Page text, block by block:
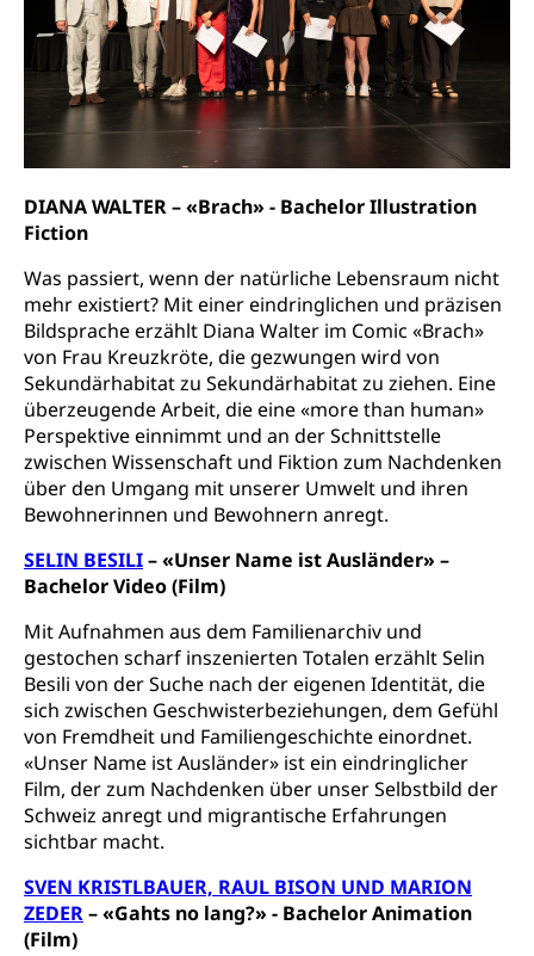
DIANA WALTER – «Brach» - Bachelor Illustration
Fiction
Was passiert, wenn der natürliche Lebensraum nicht
mehr existiert? Mit einer eindringlichen und präzisen
Bildsprache erzählt Diana Walter im Comic «Brach»
von Frau Kreuzkröte, die gezwungen wird von
Sekundärhabitat zu Sekundärhabitat zu ziehen. Eine
überzeugende Arbeit, die eine «more than human»
Perspektive einnimmt und an der Schnittstelle
zwischen Wissenschaft und Fiktion zum Nachdenken
über den Umgang mit unserer Umwelt und ihren
Bewohnerinnen und Bewohnern anregt.
SELIN BESILI– «Unser Name ist Ausländer» –
Bachelor Video (Film)
Mit Aufnahmen aus dem Familienarchiv und
gestochen scharf inszenierten Totalen erzählt Selin
Besili von der Suche nach der eigenen Identität, die
sich zwischen Geschwisterbeziehungen, dem Gefühl
von Fremdheit und Familiengeschichte einordnet.
«Unser Name ist Ausländer» ist ein eindringlicher
Film, der zum Nachdenken über unser Selbstbild der
Schweiz anregt und migrantische Erfahrungen
sichtbar macht.
SVEN KRISTLBAUER, RAUL BISON UND MARION
ZEDER– «Gahts no lang?» - Bachelor Animation
(Film)
Sekundärprävention, Tertiärprävention
Darmkrebsvorsorge
Kantonales Tabakpräventionsprogramm
Gesundheitsförderung
Gesundheitsversorgung
Soziale Sicherheit
Sozialversicherungen, Sozialpolitik,
Arbeitslosenversicherung,
Mutterschaftsversicherung, Krankenversicherung,
Sozialhilfe
(gruezi.lu.ch)
Krankenversicherung (WAS Luzern)
Existenzsicherung - Sozialhilfe
Soziales und Gesellschaft (Dienststelle)
Opferhilfe
Arbeitslosenversicherung (WAS Luzern)
Invalidenversicherung (WAS Luzern)
Soziale Sicherheit
Drogenabhängigkeit, Drogensucht,
Medikamentenabhängigkeit,
Arzneimittelabhängigkeit, Suchtkrankheit,
Drogenabhängige, Drogensüchtige,
Betäubungsmittel, Suchtmittel, Psychopharmaka
Fachstelle Sucht Region Luzern
Drogen (Polizei)
Sucht
Gesundheitsversorgung
Gesundheitsversorgung, Spital, Pflegeinitiative,
Ambulant vor stationär, AVOS, Patientendossier
Gesundheitsversorgung
AHV / IV
Altersrente, Invalidenrente, Witwenrente,
Pensionskasse, erste Säule, zweite Säule, dritte
Säule, Hilflosenentschädigung,
Ergänzungsleistungen, Altersvorsorge,
Todesfallversicherung
Hilfslosenentschädigung (WAS Luzern)
AHV-Hinterlassenenrente (WAS Luzern)
AHV-Beiträge (WAS Luzern)
Informationsstelle AHV/IV
Ergänzungsleistungen (EL) (WAS Luzern)
Behinderung
Körperbehinderung, körperliche Behinderung,
geistige Behinderung, psychische Behinderung,
Erwerbsunfähigkeit, Behinderte
Inklusion im Sport
Menschen mit Behinderungen
Kultur und Medien